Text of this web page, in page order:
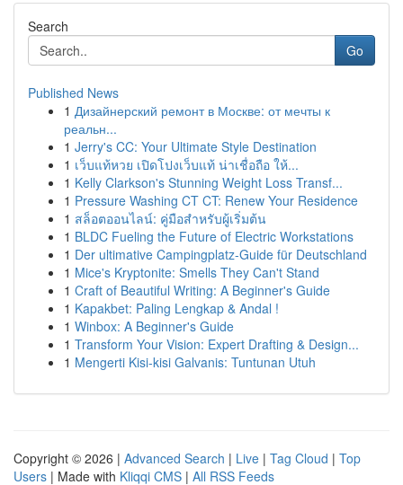
Search
Go
Published News
1 Дизайнерский ремонт в Москве: от мечты к
реальн...
1 Jerry's CC: Your Ultimate Style Destination
1 เว็บแท้หวย เปิดโปงเว็บแท้ น่าเชื่อถือ ให้...
1 Kelly Clarkson's Stunning Weight Loss Transf...
1 Pressure Washing CT CT: Renew Your Residence
1 สล็อตออนไลน์: คู่มือสำหรับผู้เริ่มต้น
1 BLDC Fueling the Future of Electric Workstations
1 Der ultimative Campingplatz-Guide für Deutschland
1 Mice's Kryptonite: Smells They Can't Stand
1 Craft of Beautiful Writing: A Beginner's Guide
1 Kapakbet: Paling Lengkap & Andal !
1 Winbox: A Beginner's Guide
1 Transform Your Vision: Expert Drafting & Design...
1 Mengerti Kisi-kisi Galvanis: Tuntunan Utuh
Copyright © 2026 | Advanced Search | Live | Tag Cloud | Top
Users | Made with Kliqqi CMS | All RSS Feeds